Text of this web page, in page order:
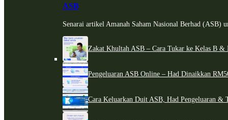
ASB
Senarai artikel Amanah Saham Nasional Berhad (ASB)
Zakat Khultah ASB – Cara Tukar ke Kelas B &
Pengeluaran ASB Online – Had Dinaikkan
Cara Keluarkan Duit ASB, Had Pengeluaran &